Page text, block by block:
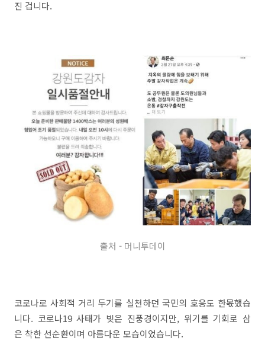
진 겁니다.
출처 - 머니투데이
코로나로 사회적 거리 두기를 실천하던 국민의 호응도 한몫했습
니다. 코로나19 사태가 빚은 진풍경이지만, 위기를 기회로 삼
은 착한 선순환이며 아름다운 모습이었습니다.